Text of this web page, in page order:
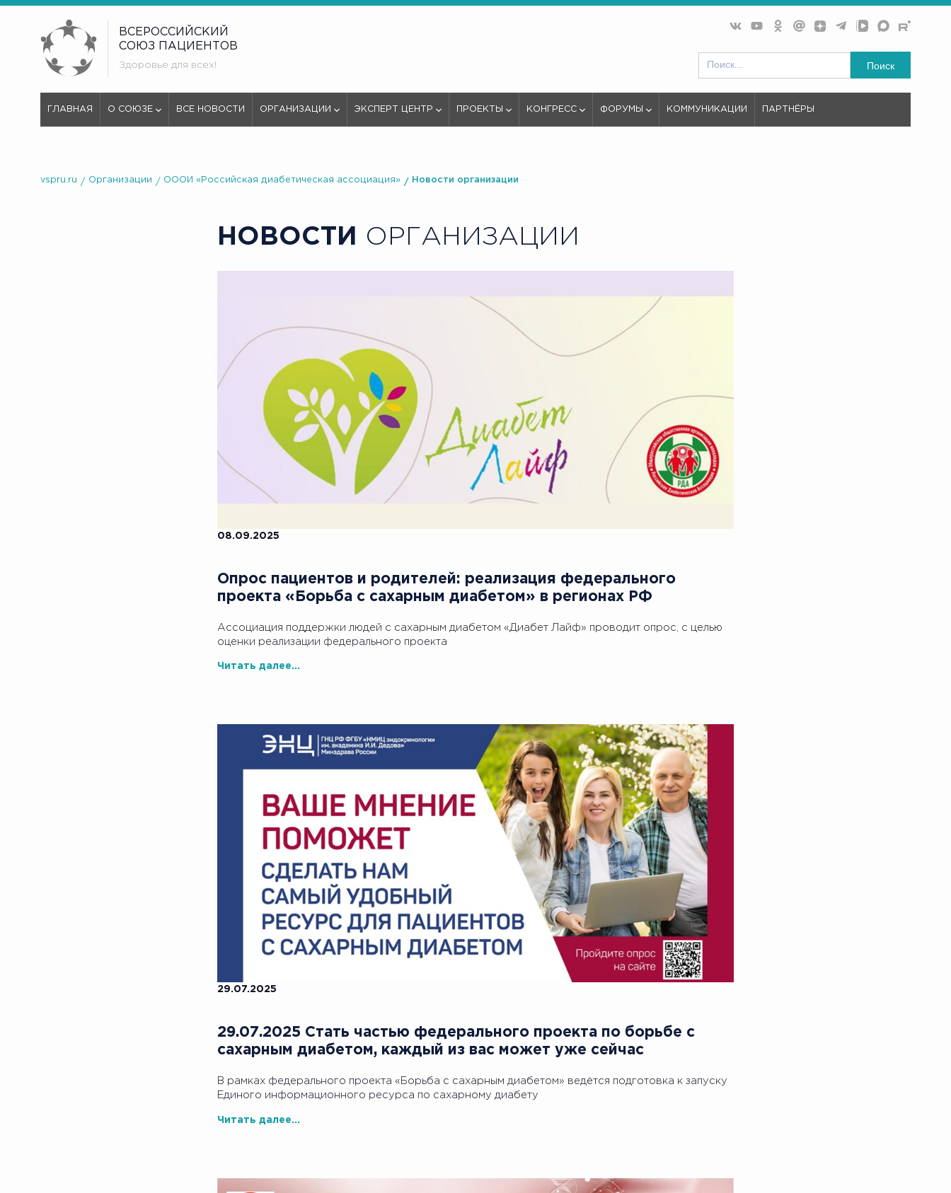
ВСЕРОССИЙСКИЙ
СОЮЗ ПАЦИЕНТОВ
Здоровье для всех! Поиск
ГЛАВНАЯ О СОЮЗЕ ВСЕ НОВОСТИ ОРГАНИЗАЦИИ ЭКСПЕРТ ЦЕНТР ПРОЕКТЫ КОНГРЕСС ФОРУМЫ КОММУНИКАЦИИ ПАРТНЁРЫ
vspru.ru Организации ОООИ «Российская диабетическая ассоциация» Новости организации
НОВОСТИ ОРГАНИЗАЦИИ
08.09.2025
Опрос пациентов и родителей: реализация федерального
проекта «Борьба с сахарным диабетом» в регионах РФ
Ассоциация поддержки людей с сахарным диабетом «Диабет Лайф» проводит опрос, с целью
оценки реализации федерального проекта
Читать далее...
29.07.2025
29.07.2025 Стать частью федерального проекта по борьбе с
сахарным диабетом, каждый из вас может уже сейчас
В рамках федерального проекта «Борьба с сахарным диабетом» ведётся подготовка к запуску
Единого информационного ресурса по сахарному диабету
Читать далее...